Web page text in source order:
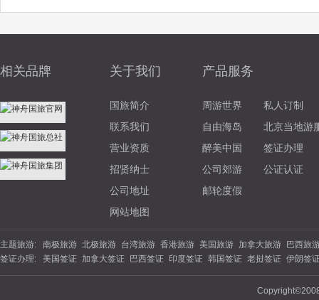
相关品牌 关于我们
国旅简介
联系我们
营业资质
招贤纳士
公司地址
网站地图
产品服务
周游世界
私人订制
自由海岛
北京当地游
醉美中国
签证办理
公司郊游
公证认证
邮轮度假
主题旅游: 南极旅游 北极旅游 台湾旅游 香港旅游 美国旅游 加拿大旅游
巴西旅
游 北欧旅游 东欧旅游 俄罗斯旅游 土耳其旅游 英国旅游 法国旅游
德
夏威夷旅游 云南旅游 海南旅游 苏杭旅游 福建旅游 广西旅游 陕西旅
签证办理: 美国签证 加拿大签证 巴西签证 印度签证 韩国签证 老挝签证 伊朗签
签证 坦桑尼亚 南非签证 埃塞俄比亚 西班牙签证 丹麦签证 波兰签证